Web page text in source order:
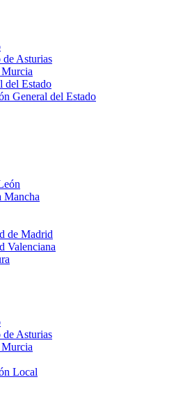
Asturias
del Estado
General del Estado
Mancha
de Madrid
Valenciana
Asturias
Local